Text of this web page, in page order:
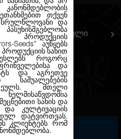
თქვენ
და
Seeds" აუწყებს
პროდუქციის სახით
როგორც
და
და აგრეთვე
საშუალებების
მთელი
სახის და
და კულტივაციის
დატვირთვას.
კლიენტებს რომ
ფემინიზირებული